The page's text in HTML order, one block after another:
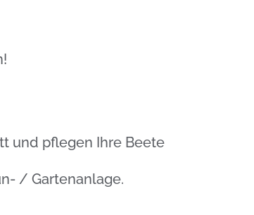
und pflegen Ihre Beete
/ Gartenanlage.